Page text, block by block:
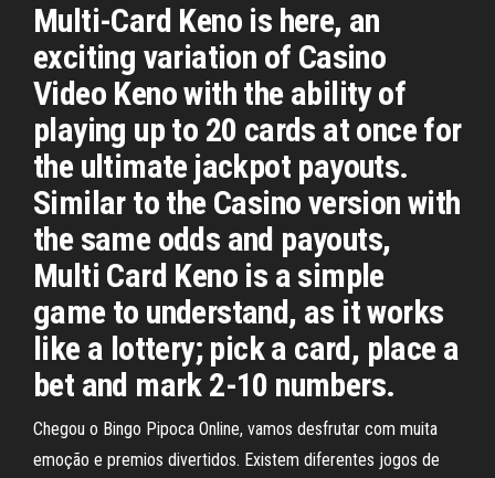
Multi-Card Keno is here, an
exciting variation of Casino
Video Keno with the ability of
playing up to 20 cards at once for
the ultimate jackpot payouts.
Similar to the Casino version with
the same odds and payouts,
Multi Card Keno is a simple
game to understand, as it works
like a lottery; pick a card, place a
bet and mark 2-10 numbers.
Chegou o Bingo Pipoca Online, vamos desfrutar com muita
emoção e premios divertidos. Existem diferentes jogos de